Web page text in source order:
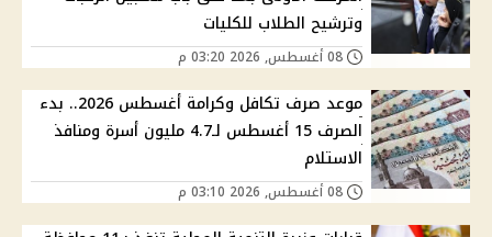
وترشيح الطلاب للكليات
موعد صرف تكافل وكرامة أغسطس 2026.. بدء
الصرف 15 أغسطس لـ4.7 مليون أسرة ومنافذ
الاستلام